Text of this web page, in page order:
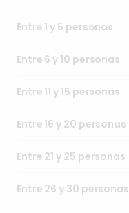
Entre 1 y 5 personas
Entre 6 y 10 personas
Entre 11 y 15 personas
Entre 16 y 20 personas
Entre 21 y 25 personas
Entre 26 y 30 personas